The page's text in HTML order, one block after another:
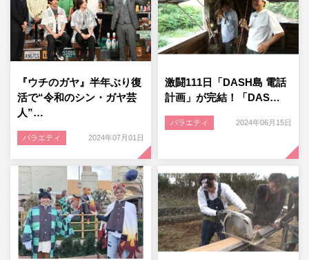
『ウチのガヤ』半年ぶり復
活で“令和のシン・ガヤ芸
人”…
バラエティ 2024年07月01日
激闘111日「DASH島 電話
計画」が完結！「DAS…
バラエティ 2024年06月15日